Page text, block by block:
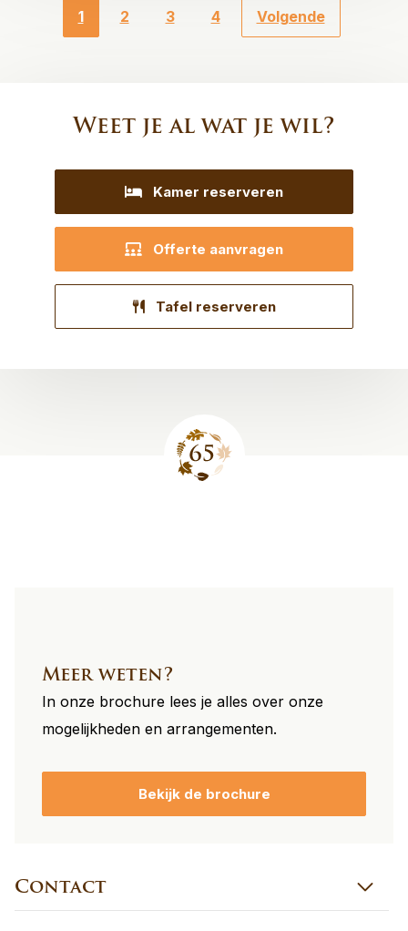
1 2 3 4 Volgende
Weet je al wat je wil?
Kamer reserveren
Offerte aanvragen
Tafel reserveren
Contact
Meer weten?
In onze brochure lees je alles over onze
mogelijkheden en arrangementen.
Bekijk de brochure